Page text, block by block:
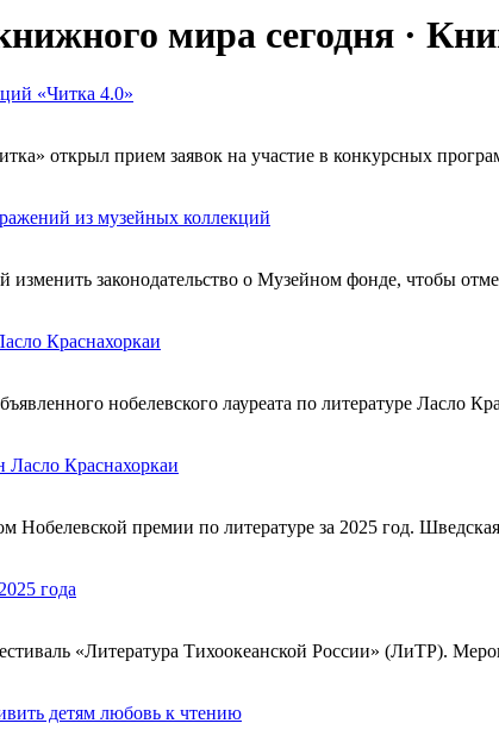
мира сегодня ·
«Читка 4.0»
открыл прием заявок на участие в конкурсных
из музейных коллекций
законодательство о Музейном фонде, чтобы
Краснахоркаи
нобелевского лауреата по литературе Ласло
Ласло Краснахоркаи
Нобелевской премии по литературе за 2025 год.
года
«Литература Тихоокеанской России» (ЛиТР).
детям любовь к чтению